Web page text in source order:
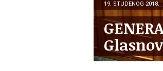
19. STUDENOG 2018.